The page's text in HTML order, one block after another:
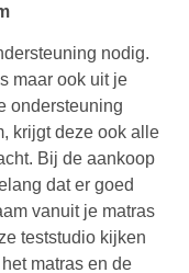
nodig.
maar ook uit je
ondersteuning
krijgt deze ook alle
Bij de aankoop
dat er goed
vanuit je matras
teststudio kijken
matras en de